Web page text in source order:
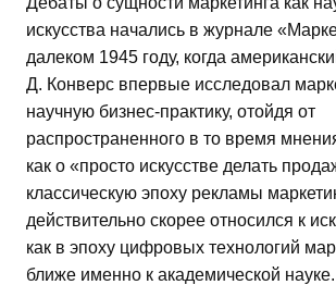
искусства начались в журнале
далеком 1945 году, когда
Д. Конверс впервые исследовал
научную бизнес-практику, отойдя от
распространенного в то время
как о «просто искусстве делать
классическую эпоху рекламы
действительно скорее относился к
как в эпоху цифровых технологий
ближе именно к академической науке.